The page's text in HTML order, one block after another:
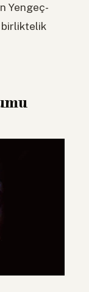
Yengeç-
birliktelik